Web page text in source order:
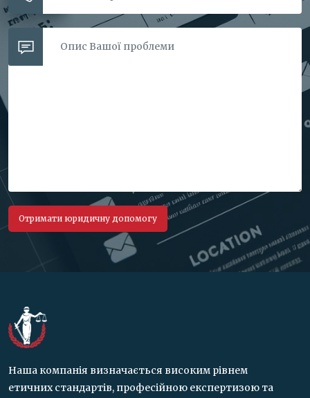
Наша компанія визначається високим рівнем
етичних стандартів, професійною експертизою та